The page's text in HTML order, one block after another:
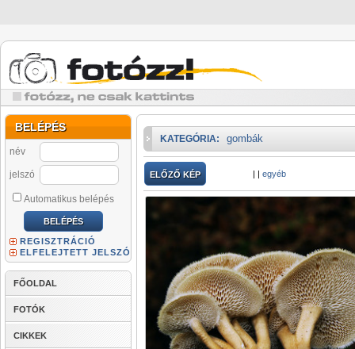
BELÉPÉS
név
jelszó
Automatikus belépés
REGISZTRÁCIÓ
ELFELEJTETT JELSZÓ
FŐOLDAL
FOTÓK
CIKKEK
KATEGÓRIA: gombák
ELŐZŐ KÉP | | egyéb